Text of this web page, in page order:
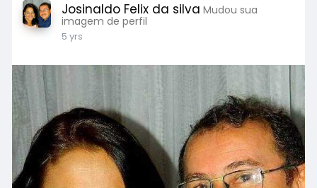
Josinaldo Felix da silva Mudou sua
imagem de perfil
5 yrs